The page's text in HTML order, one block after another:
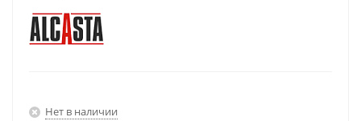
Нет в наличии